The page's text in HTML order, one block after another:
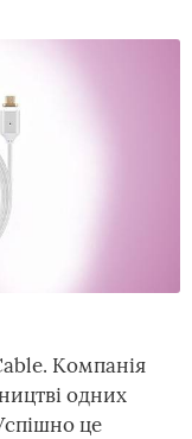
Компанія
одних
це